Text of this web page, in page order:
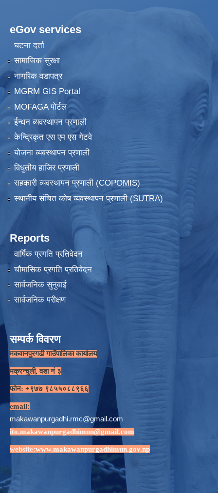
eGov services
घटना दर्ता
सामाजिक सुरक्षा
नागरिक वडापत्र
MGRM GIS Portal
MOFAGA पोर्टल
ईन्धन व्यवस्थापन प्रणाली
केन्द्रिकृत एस एम एस गेटवे
योजना व्यवस्थापन प्रणाली
विधुतीय हाजिर प्रणाली
सहकारी व्यवस्थापन प्रणाली (COPOMIS)
स्थानीय संचित कोष व्यवस्थापन प्रणाली (SUTRA)
Reports
वार्षिक प्रगति प्रतिवेदन
चौमासिक प्रगति प्रतिवेदन
सार्वजनिक सुनुवाई
सार्वजनिक परीक्षण
सम्पर्क विवरण
मकवानपुरगढी गाउँपालिका कार्यालय
मक्रन्चुली, वडा नं ३
फोन: +९७७ ९८५५०८८९६६
email:
makawanpurgadhi.rmc@gmail.com
ito.makawanpurgadhimun@gmail.com
website:www.makawanpurgadhimun.gov.np